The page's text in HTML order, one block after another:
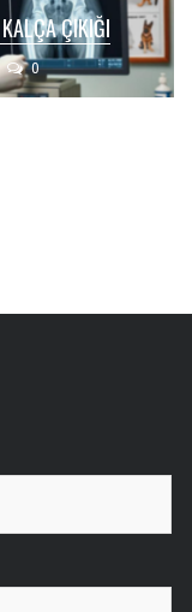
ÇIKIĞI
0